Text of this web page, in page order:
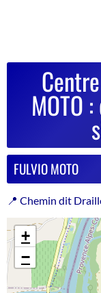
MOTO
FULVIO MOTO
📍 Chemin dit
+
−